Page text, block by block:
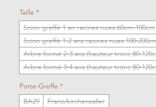
Taille *
Scion greffé 1 an racines nues 60cm-100cm
Scion greffé 1-2 ans racines nues 100-200cm
Arbre formé 2-3 ans (hauteur tronc 80-
Arbre formé 3-4 ans (hauteur tronc 80-
Porte-Greffe *
BA29
Franc/kirchensaller